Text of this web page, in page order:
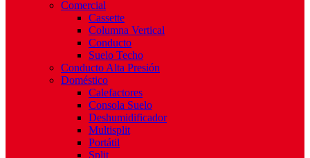
Comercial
Cassette
Columna Vertical
Conducto
Suelo Techo
Conducto Alta Presión
Doméstico
Calefactores
Consola Suelo
Deshumidificador
Multisplit
Portátil
Split